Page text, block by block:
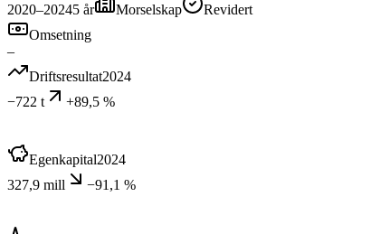
2020–20245 år Morselskap
Revidert
Omsetning
–
Driftsresultat2024
−722 t
+89,5 %
Egenkapital2024
327,9 mill
−91,1 %